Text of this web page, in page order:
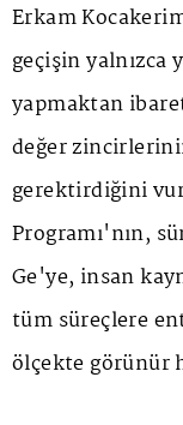
Erkam
geçişin yalnızca
yapmaktan
değer
gerektirdiğini
Programı'nın,
Ge'ye, insan
tüm süreçlere
ölçekte görünür